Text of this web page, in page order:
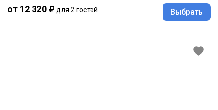
от 12 320 ₽ для 2 гостей Выбрать